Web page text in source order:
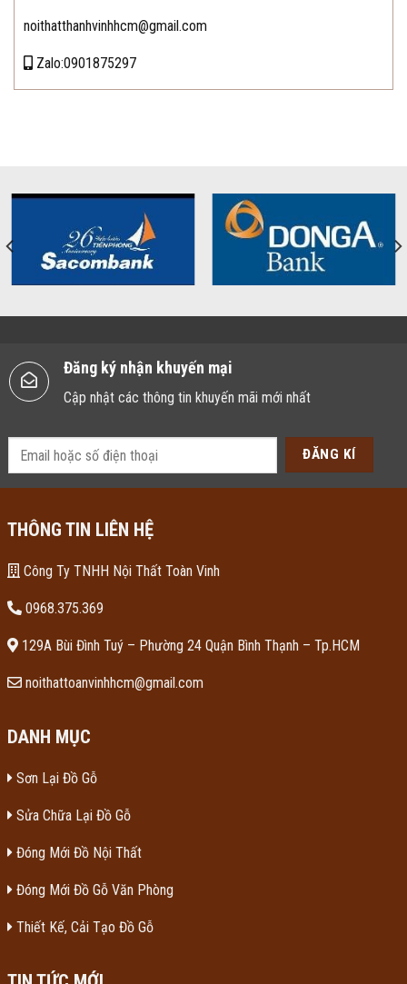
noithatthanhvinhhcm@gmail.com
Zalo:0901875297
Đăng ký nhận khuyến mại
Cập nhật các thông tin khuyến mãi mới nhất
THÔNG TIN LIÊN HỆ
Công Ty TNHH Nội Thất Toàn Vinh
0968.375.369
129A Bùi Đình Tuý – Phường 24 Quận Bình Thạnh – Tp.HCM
noithattoanvinhhcm@gmail.com
DANH MỤC
Sơn Lại Đồ Gỗ
Sửa Chữa Lại Đồ Gỗ
Đóng Mới Đồ Nội Thất
Đóng Mới Đồ Gỗ Văn Phòng
Thiết Kế, Cải Tạo Đồ Gỗ